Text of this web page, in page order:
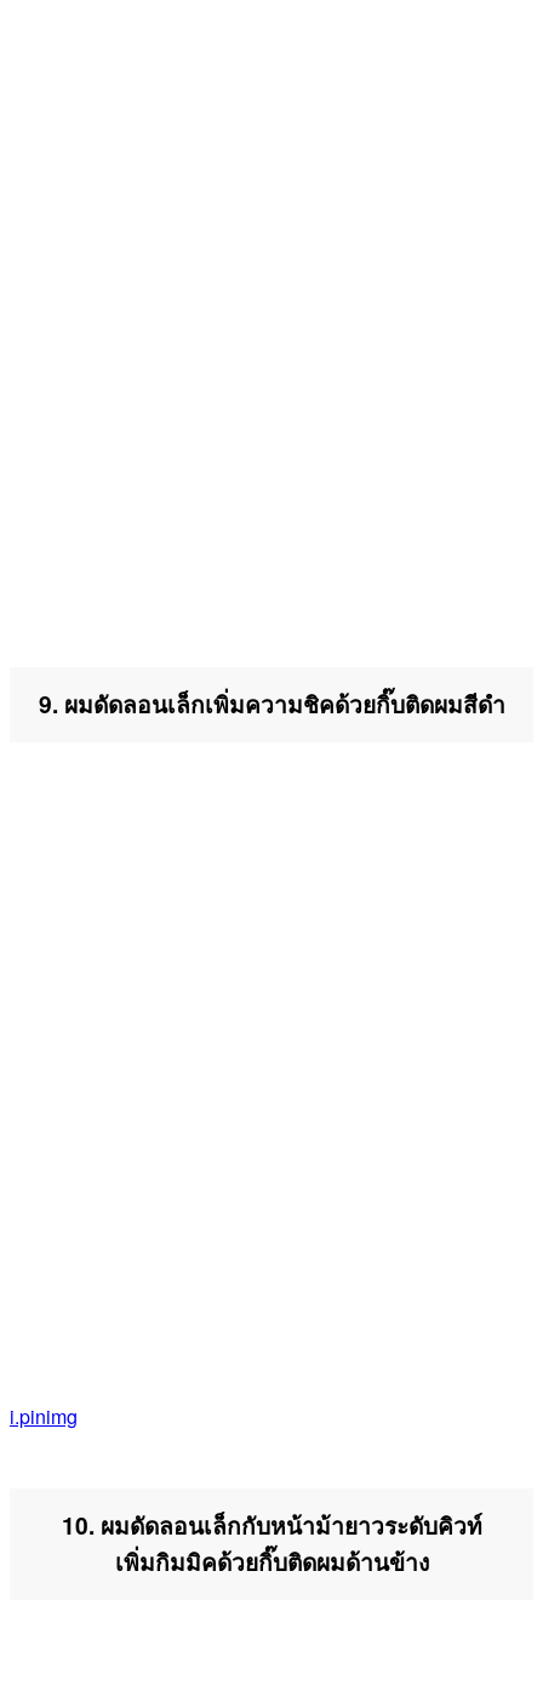
9. ผมดัดลอนเล็กเพิ่มความชิคด้วยกิ๊บติดผมสีดำ
i.pinimg
10. ผมดัดลอนเล็กกับหน้าม้ายาวระดับคิวท์
เพิ่มกิมมิคด้วยกิ๊บติดผมด้านข้าง